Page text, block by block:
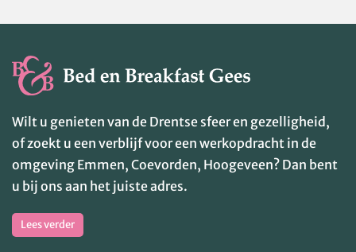
Wilt u genieten van de Drentse sfeer en gezelligheid,
of zoekt u een verblijf voor een werkopdracht in de
omgeving Emmen, Coevorden, Hoogeveen? Dan bent
u bij ons aan het juiste adres.
Lees verder